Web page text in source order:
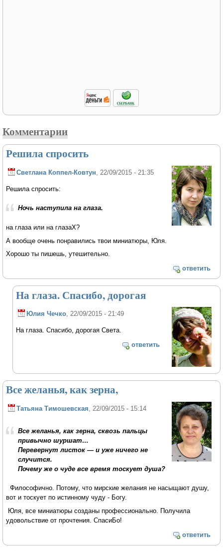
Комментарии
Решила спросить
Светлана Коппел-Ковтун, 22/09/2015 - 21:35
Решила спросить:
Ночь наступила на глаза.
на глаза или на глазаХ?
А вообще очень понравились твои миниатюры, Юля.
Хорошо ты пишешь, утешительно.
ответить
На глаза. Спасибо, дорогая
Юлия Чечко, 22/09/2015 - 21:49
На глаза. Спасибо, дорогая Света.
ответить
Все желанья, как зерна,
Татьяна Тимошевская, 22/09/2015 - 15:14
Все желанья, как зерна, сквозь пальцы
привычно шуршат…
Перевернут листок — и уже ничего не
случится.
Почему же о чуде все время тоскует душа?
Философично. Потому, что мирские желания не насыщают душу,
вот и тоскует по истинному чуду - Богу.
Юля, все миниатюры созданы профессионально. Получила
удовольствие от прочтения. СпасиБо!
ответить